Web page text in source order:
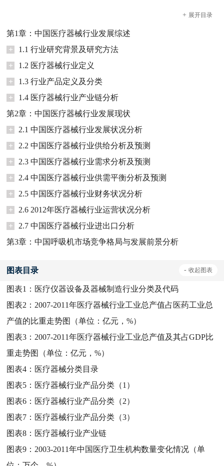
+ 展开目录
第1章：中国医疗器械行业发展综述
+
1.1 行业研究背景及研究方法
+
1.2 医疗器械行业定义
+
1.3 行业产品定义及分类
+
1.4 医疗器械行业产业链分析
第2章：中国医疗器械行业发展现状
+
2.1 中国医疗器械行业发展状况分析
+
2.2 中国医疗器械行业供给分析及预测
+
2.3 中国医疗器械行业需求分析及预测
+
2.4 中国医疗器械行业供需平衡分析及预测
+
2.5 中国医疗器械行业财务状况分析
+
2.6 2012年医疗器械行业运营状况分析
+
2.7 中国医疗器械行业进出口分析
第3章：中国呼吸机市场竞争格局与发展前景分析
图表目录 - 收起图表
图表1： 医疗仪器设备及器械制造行业分类及代码
图表2： 2007-2011年医疗器械行业工业总产值占医药工业总
产值的比重走势图（单位：亿元，%）
图表3： 2007-2011年医疗器械行业工业总产值及其占GDP比
重走势图（单位：亿元，%）
图表4： 医疗器械分类目录
图表5： 医疗器械行业产品分类（1）
图表6： 医疗器械行业产品分类（2）
图表7： 医疗器械行业产品分类（3）
图表8： 医疗器械行业产业链
图表9： 2003-2011年中国医疗卫生机构数量变化情况（单